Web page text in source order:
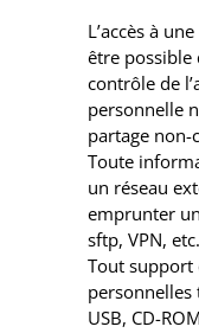
L’accès à
être possible
contrôle de
personnelle
partage non-
Toute
un réseau
emprunter
sftp, VPN,
Tout support
personnelles
USB, CD-